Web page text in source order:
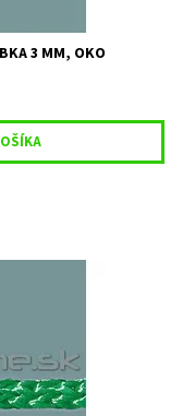
3 MM, OKO
viacúčelových a
podobne Farba:
za 1 m2 pri...